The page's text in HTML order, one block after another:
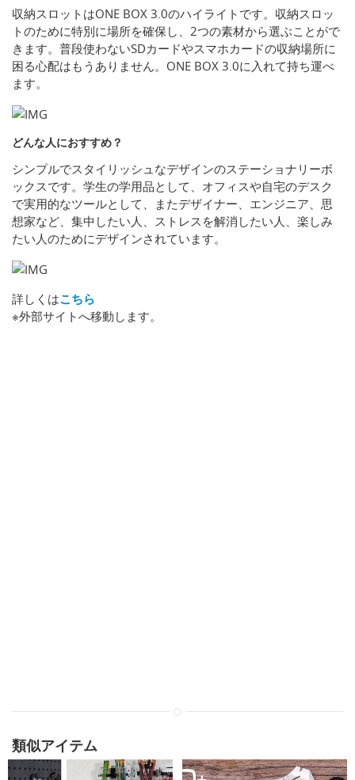
収納スロットはONE BOX 3.0のハイライトです。収納スロッ
トのために特別に場所を確保し、2つの素材から選ぶことがで
きます。普段使わないSDカードやスマホカードの収納場所に
困る心配はもうありません。ONE BOX 3.0に入れて持ち運べ
ます。
どんな人におすすめ？
シンプルでスタイリッシュなデザインのステーショナリーボ
ックスです。学生の学用品として、オフィスや自宅のデスク
で実用的なツールとして、またデザイナー、エンジニア、思
想家など、集中したい人、ストレスを解消したい人、楽しみ
たい人のためにデザインされています。
詳しくはこちら
※外部サイトへ移動します。
類似アイテム